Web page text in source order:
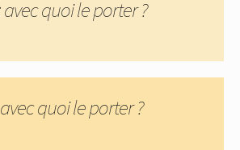
quoi le porter ?
quoi le porter ?